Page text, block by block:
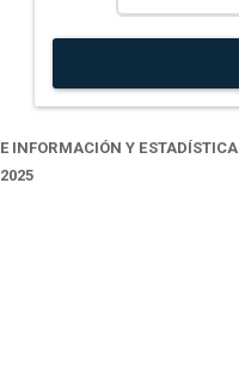
INFORMACIÓN Y ESTADÍSTICA
2025